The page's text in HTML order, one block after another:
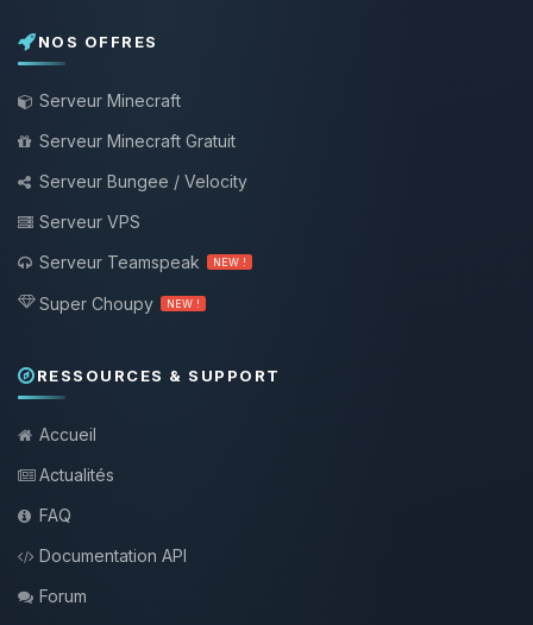
NOS OFFRES
Serveur Minecraft
Serveur Minecraft Gratuit
Serveur Bungee / Velocity
Serveur VPS
Serveur Teamspeak
NEW !
Super Choupy NEW !
RESSOURCES & SUPPORT
Accueil
Actualités
FAQ
Documentation API
Forum